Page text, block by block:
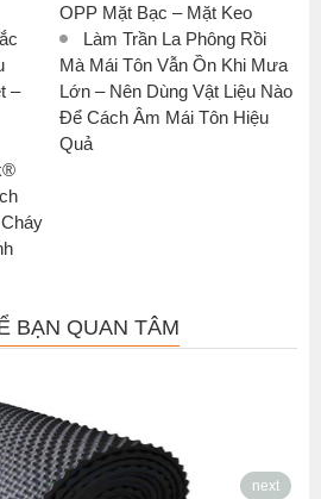
OPP Mặt Bạc – Mặt Keo
–
Làm Trần La Phông Rồi
Mà Mái Tôn Vẫn Ồn Khi Mưa
Lớn – Nên Dùng Vật Liệu Nào
Để Cách Âm Mái Tôn Hiệu
Quả
BẠN QUAN TÂM
next